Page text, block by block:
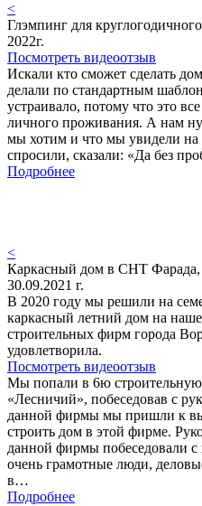
<
Глэмпинг для
2022г.
Посмотреть видеоотзыв
Искали кто сможет сделать
делали по стандартным
устраивало, потому что это
личного проживания. А нам
мы хотим и что мы увидели на
спросили, сказали: «Да без
Подробнее
<
Каркасный дом в СНТ Фарада,
30.09.2021 г.
В 2020 году мы решили на
каркасный летний дом на
строительных фирм города
удовлетворила.
Посмотреть видеоотзыв
Мы попали в 6ю строительную
«Лесничий», побеседовав с
данной фирмы мы пришли к
строить дом в этой фирме.
данной фирмы побеседовали
очень грамотные люди,
в…
Подробнее